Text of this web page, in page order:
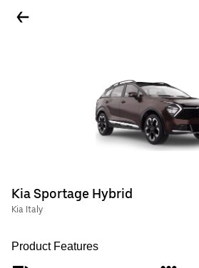
Kia Sportage Hybrid
Kia Italy
Product Features